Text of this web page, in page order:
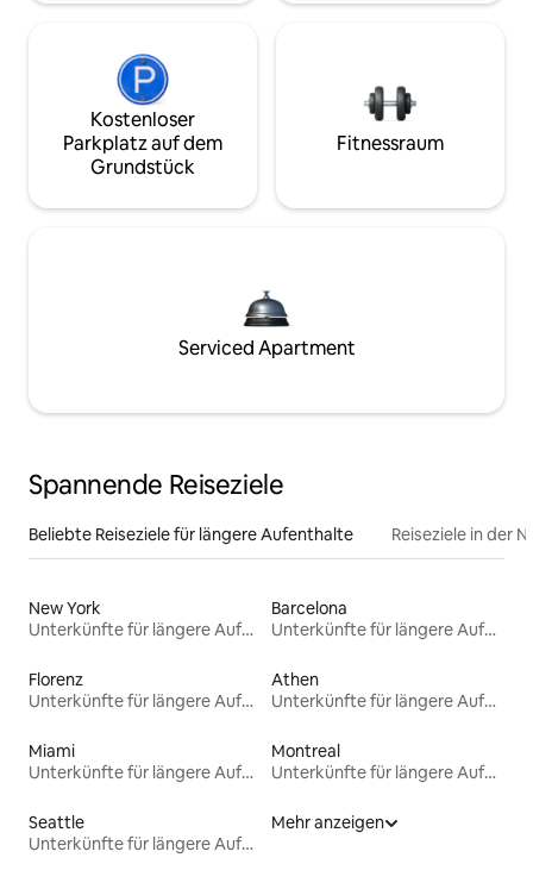
Kostenloser
Parkplatz auf dem
Grundstück
Fitnessraum
Serviced Apartment
Spannende Reiseziele
Beliebte Reiseziele für längere Aufenthalte Reiseziele in der
New York
Unterkünfte für längere Aufenthalte
Barcelona
Unterkünfte für längere Aufenthalte
Florenz
Unterkünfte für längere Aufenthalte
Athen
Unterkünfte für längere Aufenthalte
Miami
Unterkünfte für längere Aufenthalte
Montreal
Unterkünfte für längere Aufenthalte
Seattle
Unterkünfte für längere Aufenthalte
Mehr anzeigen